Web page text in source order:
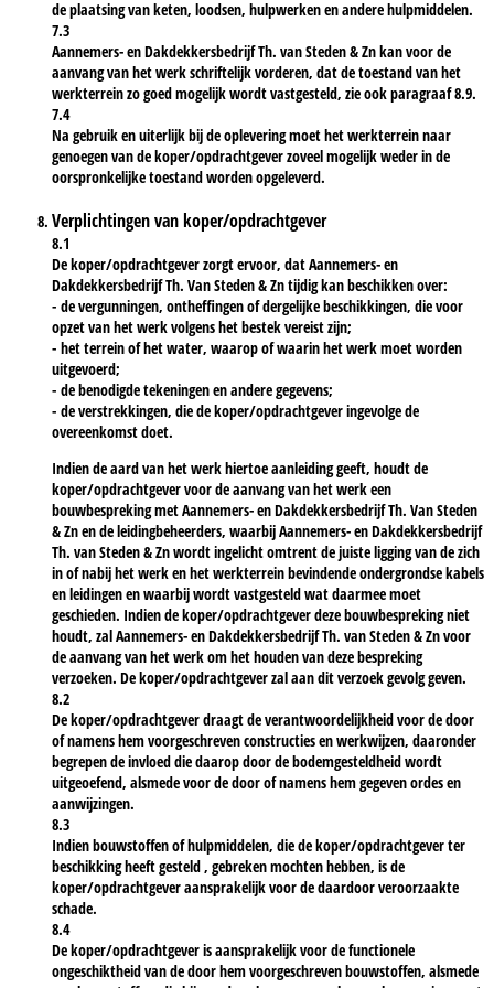
de plaatsing van keten, loodsen, hulpwerken en andere hulpmiddelen.
7.3
Aannemers- en Dakdekkersbedrijf Th. van Steden & Zn kan voor de
aanvang van het werk schriftelijk vorderen, dat de toestand van het
werkterrein zo goed mogelijk wordt vastgesteld, zie ook paragraaf 8.9.
7.4
Na gebruik en uiterlijk bij de oplevering moet het werkterrein naar
genoegen van de koper/opdrachtgever zoveel mogelijk weder in de
oorspronkelijke toestand worden opgeleverd.
Verplichtingen van koper/opdrachtgever
8.1
De koper/opdrachtgever zorgt ervoor, dat Aannemers- en
Dakdekkersbedrijf Th. Van Steden & Zn tijdig kan beschikken over:
- de vergunningen, ontheffingen of dergelijke beschikkingen, die voor
opzet van het werk volgens het bestek vereist zijn;
- het terrein of het water, waarop of waarin het werk moet worden
uitgevoerd;
- de benodigde tekeningen en andere gegevens;
- de verstrekkingen, die de koper/opdrachtgever ingevolge de
overeenkomst doet.
Indien de aard van het werk hiertoe aanleiding geeft, houdt de
koper/opdrachtgever voor de aanvang van het werk een
bouwbespreking met Aannemers- en Dakdekkersbedrijf Th. Van Steden
& Zn en de leidingbeheerders, waarbij Aannemers- en Dakdekkersbedrijf
Th. van Steden & Zn wordt ingelicht omtrent de juiste ligging van de zich
in of nabij het werk en het werkterrein bevindende ondergrondse kabels
en leidingen en waarbij wordt vastgesteld wat daarmee moet
geschieden. Indien de koper/opdrachtgever deze bouwbespreking niet
houdt, zal Aannemers- en Dakdekkersbedrijf Th. van Steden & Zn voor
de aanvang van het werk om het houden van deze bespreking
verzoeken. De koper/opdrachtgever zal aan dit verzoek gevolg geven.
8.2
De koper/opdrachtgever draagt de verantwoordelijkheid voor de door
of namens hem voorgeschreven constructies en werkwijzen, daaronder
begrepen de invloed die daarop door de bodemgesteldheid wordt
uitgeoefend, alsmede voor de door of namens hem gegeven ordes en
aanwijzingen.
8.3
Indien bouwstoffen of hulpmiddelen, die de koper/opdrachtgever ter
beschikking heeft gesteld , gebreken mochten hebben, is de
koper/opdrachtgever aansprakelijk voor de daardoor veroorzaakte
schade.
8.4
De koper/opdrachtgever is aansprakelijk voor de functionele
ongeschiktheid van de door hem voorgeschreven bouwstoffen, alsmede